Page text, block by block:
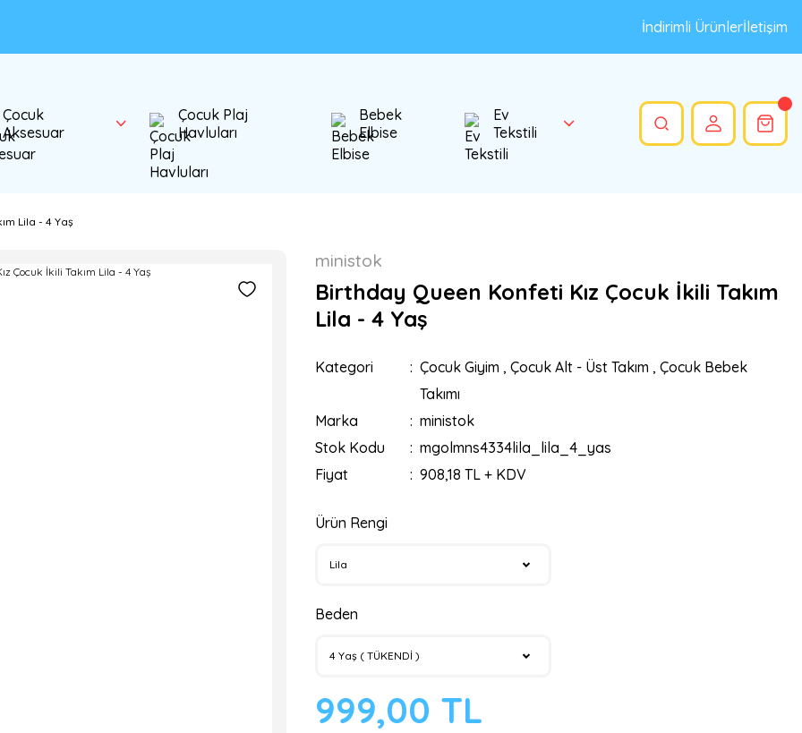
İndirimli Ürünlerİletişim
Çocuk
Aksesuar
Çocuk Plaj
Havluları
Bebek
Elbise
Ev
Tekstili
Lila - 4 Yaş
ministok
Birthday Queen Konfeti Kız Çocuk İkili Takım
Lila - 4 Yaş
Kategori Çocuk Giyim , Çocuk Alt - Üst Takım , Çocuk Bebek
Takımı
Marka
ministok
Stok Kodu
mgolmns4334lila_lila_4_yas
Fiyat
908,18 TL + KDV
Ürün Rengi
Beden
999,00 TL